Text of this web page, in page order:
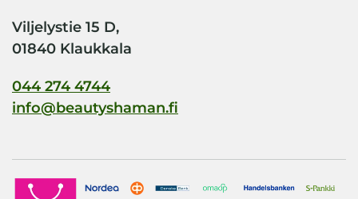
Viljelystie 15 D,
01840 Klaukkala
044 274 4744
info@beautyshaman.fi